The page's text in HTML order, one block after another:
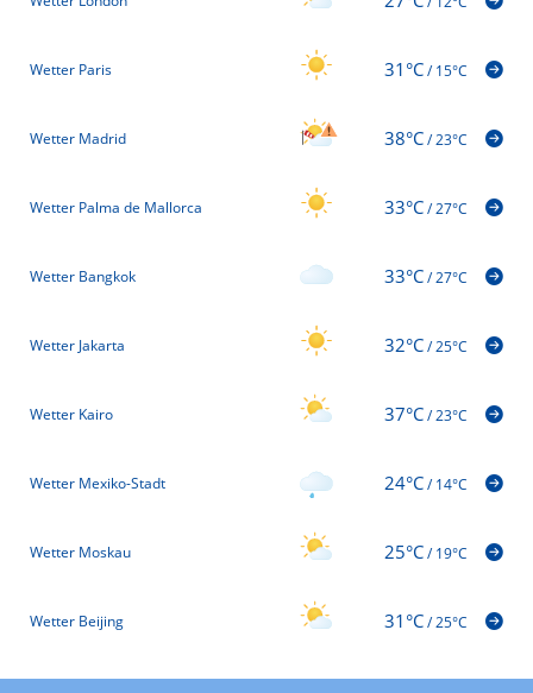
Wetter Paris 31°C/15°C
Wetter Madrid 38°C/23°C
Wetter Palma de Mallorca 33°C/27°C
Wetter Bangkok 33°C/27°C
Wetter Jakarta 32°C/25°C
Wetter Kairo 37°C/23°C
Wetter Mexiko-Stadt 24°C/14°C
Wetter Moskau 25°C/19°C
Wetter Beijing 31°C/25°C